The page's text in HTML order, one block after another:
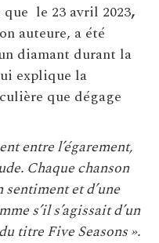
que le 23 avril 2023,
auteure, a été
diamant durant la
explique la
que dégage
entre l’égarement,
Chaque chanson
et d’une
s’il s’agissait d’un
titre Five Seasons ».